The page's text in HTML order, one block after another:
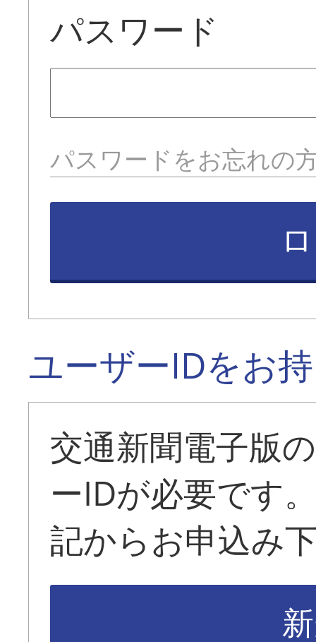
パスワード
パスワードをお忘れの
ユーザーIDをお
交通新聞電子版
ーIDが必要です
記からお申込み